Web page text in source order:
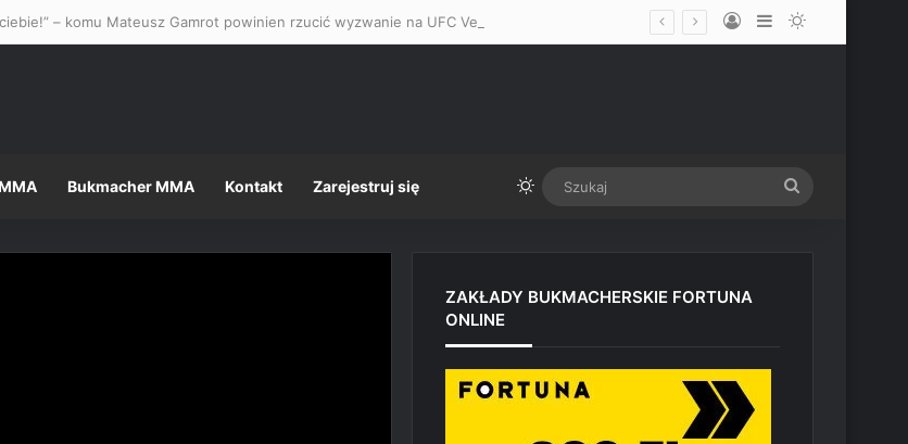
Log InSidebarSwitch skin
Bukmacher MMA Kontakt Zarejestruj się Switch skin
ZAKŁADY BUKMACHERSKIE FORTUNA
ONLINE